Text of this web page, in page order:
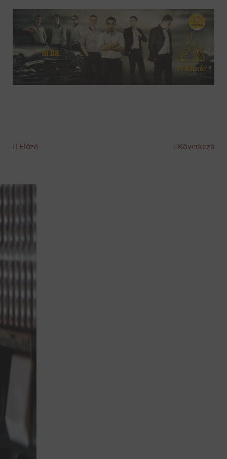
Előző Következő